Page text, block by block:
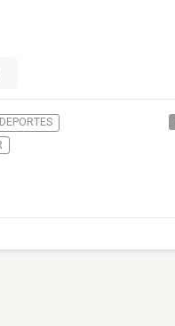
DEPORTES